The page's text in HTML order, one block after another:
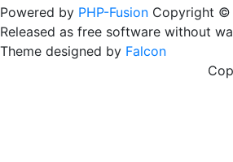
Powered by PHP-Fusion Copyright ©
Released as free software without
Theme designed by Falcon